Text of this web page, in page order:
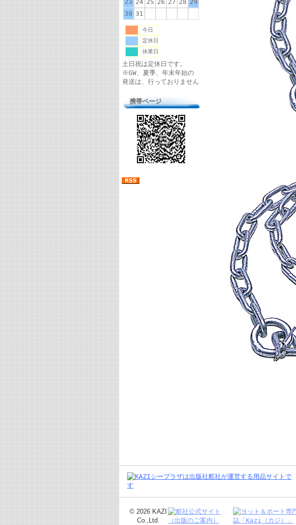
23 24 25 26 27 28 29
30 31
今日
定休日
休業日
土日祝は定休日です。
※GW、夏季、年末年始の
発送は、行っておりません
携帯ページ
© 2026 KAZI
Co.,Ltd.